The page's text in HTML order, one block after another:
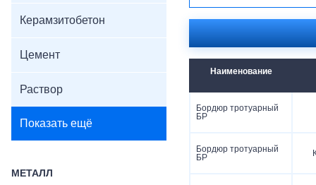
Керамзитобетон
Цемент
Раствор
Показать ещё
МЕТАЛЛ
Наименование
Бордюр тротуарный
БР
Бордюр тротуарный
БР